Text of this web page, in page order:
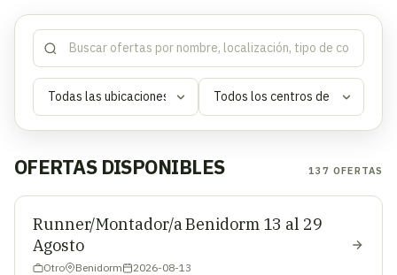
OFERTAS DISPONIBLES 137 OFERTAS
Runner/Montador/a Benidorm 13 al 29
Agosto
Otro Benidorm 2026-08-13